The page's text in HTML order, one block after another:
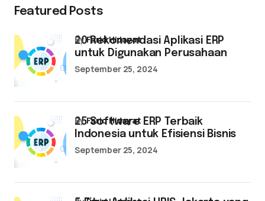
Featured Posts
20 Rekomendasi Aplikasi ERP
untuk Digunakan Perusahaan
byFarid Hidayat
September 25, 2024
25 Software ERP Terbaik
Indonesia untuk Efisiensi Bisnis
byFarid Hidayat
September 25, 2024